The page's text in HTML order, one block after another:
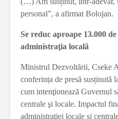
personal”, a afirmat Bolojan.
Se reduc aproape 13.000
administraţia locală
Ministrul Dezvoltării, Cseke
conferința de presă susținută
cum intenţionează Guvernul
centrale şi locale. Impactul
administraţiei locale şi